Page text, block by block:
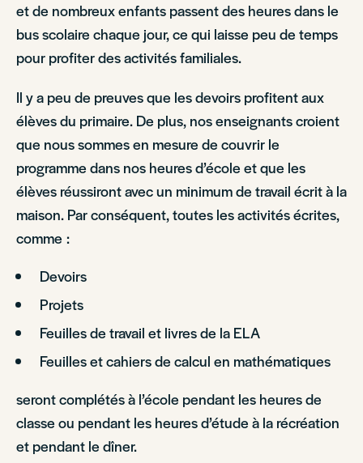
et de nombreux enfants passent des heures dans le
bus scolaire chaque jour, ce qui laisse peu de temps
pour profiter des activités familiales.
Il y a peu de preuves que les devoirs profitent aux
élèves du primaire. De plus, nos enseignants croient
que nous sommes en mesure de couvrir le
programme dans nos heures d’école et que les
élèves réussiront avec un minimum de travail écrit à la
maison. Par conséquent, toutes les activités écrites,
comme :
Devoirs
Projets
Feuilles de travail et livres de la ELA
Feuilles et cahiers de calcul en mathématiques
seront complétés à l’école pendant les heures de
classe ou pendant les heures d’étude à la récréation
et pendant le dîner.